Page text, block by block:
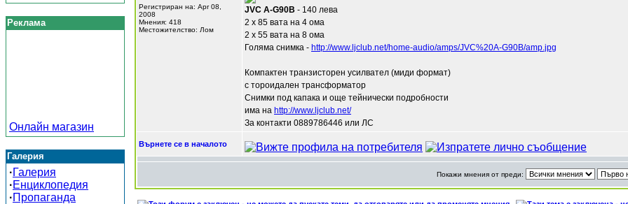
Реклама
Онлайн магазин
Галерия
·Галерия
·Енциклопедия
·Пропаганда
Регистриран на: Apr 08,
2008
Мнения: 418
Местожителство: Лом
JVC A-G90B - 140 лева
2 х 85 вата на 4 ома
2 х 55 вата на 8 ома
Голяма снимка - http://www.ljclub.net/home-audio/amps/JVC%20A-G90B/amp.jpg
Компактен транзисторен усилвател (миди формат)
с тороидален трансформатор
Снимки под капака и още тейнически подробности
има на http://www.ljclub.net/
За контакти 0889786446 или ЛС
Върнете се в началото
Покажи мнения от преди: